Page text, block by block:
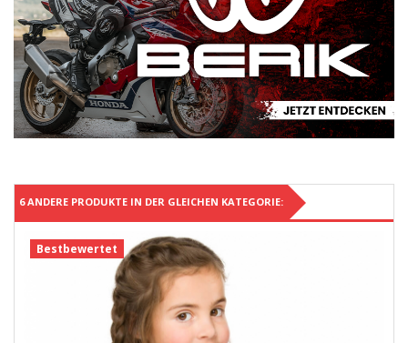
6 ANDERE PRODUKTE IN DER GLEICHEN KATEGORIE:
Bestbewertet